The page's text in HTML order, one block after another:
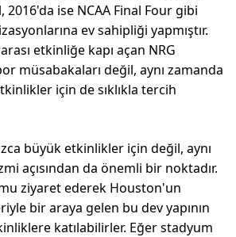
ise NCAA Final Four gibi
ev sahipliği yapmıştır.
etkinliğe kapı açan NRG
müsabakaları değil, aynı zamanda
için de sıklıkla tercih
büyük etkinlikler için değil, aynı
açısından da önemli bir noktadır.
ziyaret ederek Houston'un
bir araya gelen bu dev yapının
katılabilirler. Eğer stadyum